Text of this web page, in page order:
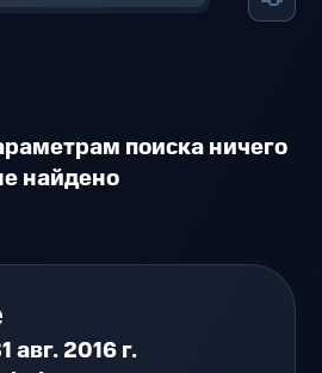
поиска ничего
найдено
авг. 2016 г.